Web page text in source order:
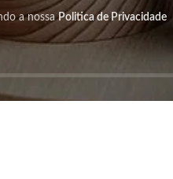
a nossaPolitica de Privacidade